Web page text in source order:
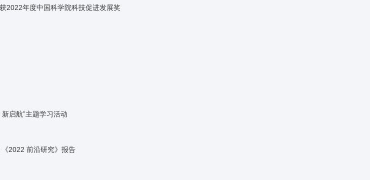
2022年度中国科学院科技促进发展奖
启航”主题学习活动
2022 前沿研究》报告